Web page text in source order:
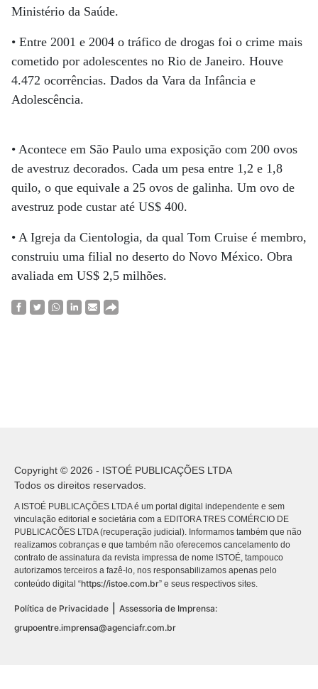
Ministério da Saúde.
• Entre 2001 e 2004 o tráfico de drogas foi o crime mais
cometido por adolescentes no Rio de Janeiro. Houve
4.472 ocorrências. Dados da Vara da Infância e
Adolescência.
• Acontece em São Paulo uma exposição com 200 ovos
de avestruz decorados. Cada um pesa entre 1,2 e 1,8
quilo, o que equivale a 25 ovos de galinha. Um ovo de
avestruz pode custar até US$ 400.
• A Igreja da Cientologia, da qual Tom Cruise é membro,
construiu uma filial no deserto do Novo México. Obra
avaliada em US$ 2,5 milhões.
Copyright © 2026 - ISTOÉ PUBLICAÇÕES LTDA
Todos os direitos reservados.
A ISTOÉ PUBLICAÇÕES LTDA é um portal digital independente e sem
vinculação editorial e societária com a EDITORA TRES COMÉRCIO DE
PUBLICACÕES LTDA (recuperação judicial). Informamos também que não
realizamos cobranças e que também não oferecemos cancelamento do
contrato de assinatura da revista impressa de nome ISTOÉ, tampouco
autorizamos terceiros a fazê-lo, nos responsabilizamos apenas pelo
conteúdo digital “https://istoe.com.br” e seus respectivos sites.
Política de Privacidade
Assessoria de Imprensa:
grupoentre.imprensa@agenciafr.com.br